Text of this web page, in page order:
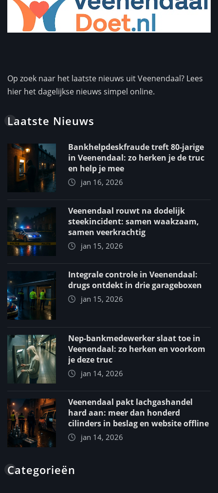
Op zoek naar het laatste nieuws uit Veenendaal? Lees
hier het dagelijkse nieuws simpel online.
Laatste Nieuws
Bankhelpdeskfraude treft 80-jarige
in Veenendaal: zo herken je de truc
en help je mee
jan 16, 2026
Veenendaal rouwt na dodelijk
steekincident: samen waakzaam,
samen veerkrachtig
jan 15, 2026
Integrale controle in Veenendaal:
drugs ontdekt in drie garageboxen
jan 15, 2026
Nep-bankmedewerker slaat toe in
Veenendaal: zo herken en voorkom
je deze truc
jan 14, 2026
Veenendaal pakt lachgashandel
hard aan: meer dan honderd
cilinders in beslag en website offline
jan 14, 2026
Categorieën